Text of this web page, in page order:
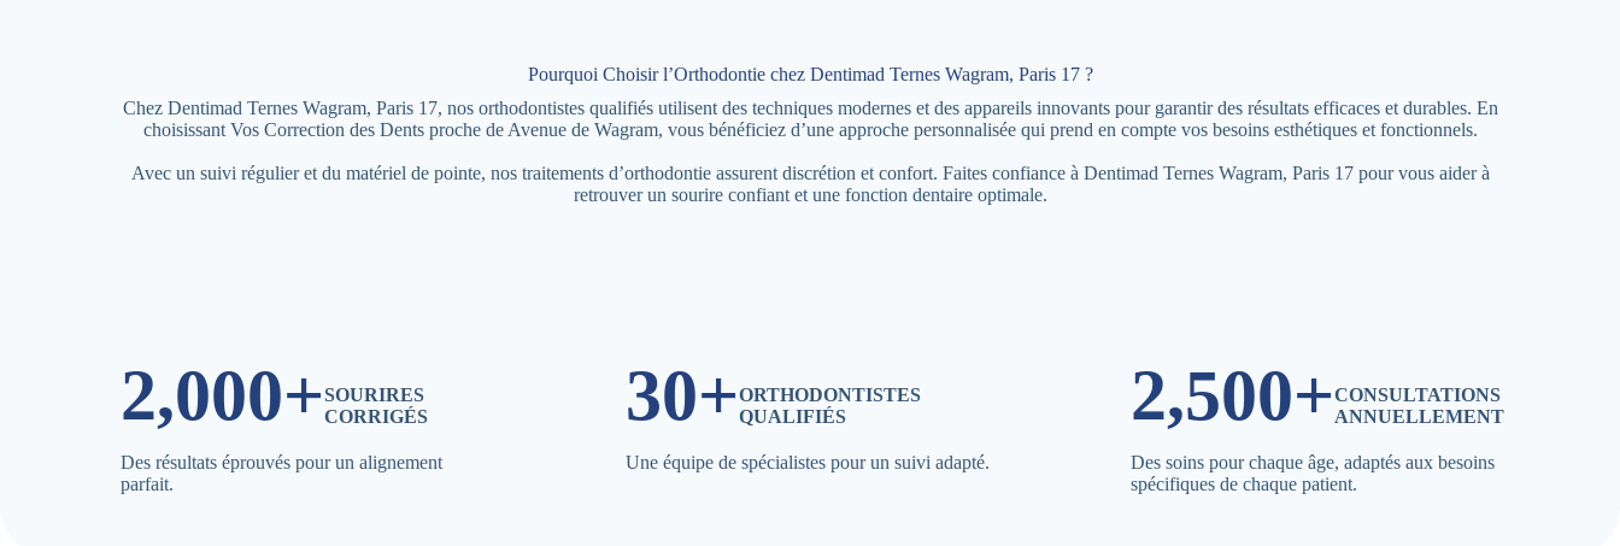
Pourquoi Choisir l’Orthodontie chez Dentimad Ternes Wagram, Paris 17 ?
Chez Dentimad Ternes Wagram, Paris 17, nos orthodontistes qualifiés utilisent des techniques modernes et des appareils innovants pour garantir des résultats efficaces et durables. En
choisissant Vos Correction des Dents proche de Avenue de Wagram, vous bénéficiez d’une approche personnalisée qui prend en compte vos besoins esthétiques et fonctionnels.
Avec un suivi régulier et du matériel de pointe, nos traitements d’orthodontie assurent discrétion et confort. Faites confiance à Dentimad Ternes Wagram, Paris 17 pour vous aider à
retrouver un sourire confiant et une fonction dentaire optimale.
2,000+SOURIRES
CORRIGÉS
Des résultats éprouvés pour un alignement
parfait.
30+ORTHODONTISTES
QUALIFIÉS
Une équipe de spécialistes pour un suivi adapté.
2,500+CONSULTATIONS
ANNUELLEMENT
Des soins pour chaque âge, adaptés aux besoins
spécifiques de chaque patient.